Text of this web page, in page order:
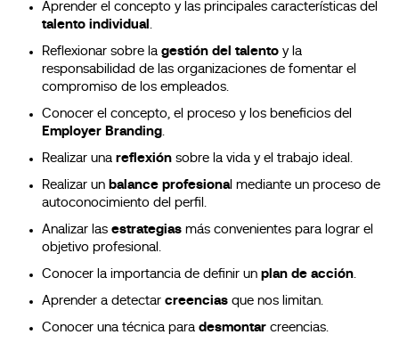
Aprender el concepto y las principales características del
talento individual.
Reflexionar sobre la gestión del talento y la
responsabilidad de las organizaciones de fomentar el
compromiso de los empleados.
Conocer el concepto, el proceso y los beneficios del
Employer Branding.
Realizar una reflexión sobre la vida y el trabajo ideal.
Realizar un balance profesional mediante un proceso de
autoconocimiento del perfil.
Analizar las estrategias más convenientes para lograr el
objetivo profesional.
Conocer la importancia de definir un plan de acción.
Aprender a detectar creencias que nos limitan.
Conocer una técnica para desmontar creencias.